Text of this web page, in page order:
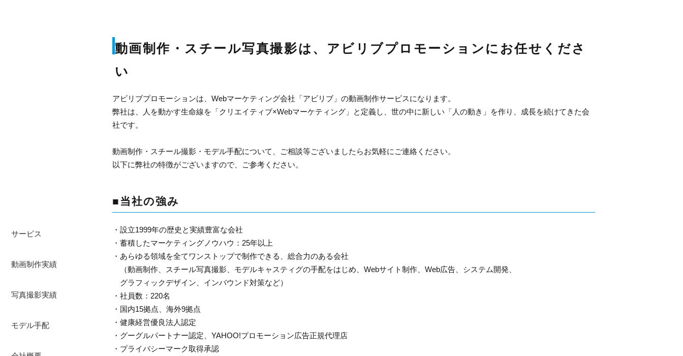
サービス
動画制作実績
写真撮影実績
モデル手配
動画制作・スチール写真撮影は、アビリブプロモーションにお任せくださ
い
アビリブプロモーションは、Webマーケティング会社「アビリブ」の動画制作サービスになります。
弊社は、人を動かす生命線を「クリエイティブ×Webマーケティング」と定義し、世の中に新しい「人の動き」を作り、成長を続けてきた会
社です。
動画制作・スチール撮影・モデル手配について、ご相談等ございましたらお気軽にご連絡ください。
以下に弊社の特徴がございますので、ご参考ください。
■当社の強み
・設立1999年の歴史と実績豊富な会社
・蓄積したマーケティングノウハウ：25年以上
・あらゆる領域を全てワンストップで制作できる、総合力のある会社
（動画制作、スチール写真撮影、モデルキャスティグの手配をはじめ、Webサイト制作、Web広告、システム開発、
グラフィックデザイン、インバウンド対策など）
・社員数：220名
・国内15拠点、海外9拠点
・健康経営優良法人認定
・グーグルパートナー認定、YAHOO!プロモーション広告正規代理店
・プライバシーマーク取得承認